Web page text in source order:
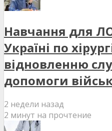
Навчання для
Україні по
відновленню
допомоги
2 недели назад
2 минут на прочтение